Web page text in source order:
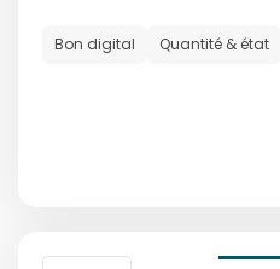
Bon digital Quantité & état